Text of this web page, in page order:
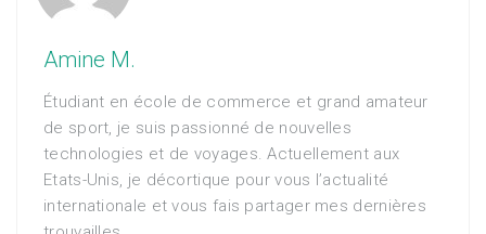
Amine M.
Étudiant en école de commerce et grand amateur
de sport, je suis passionné de nouvelles
technologies et de voyages. Actuellement aux
Etats-Unis, je décortique pour vous l’actualité
internationale et vous fais partager mes dernières